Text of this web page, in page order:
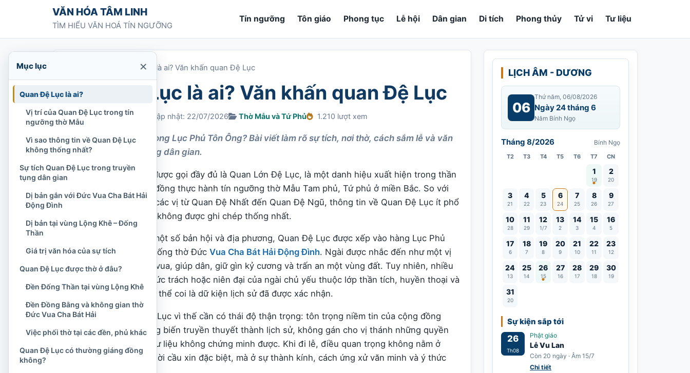
Chuyển tới nội dungVĂN HÓA TÂM LINH
TÌM HIỂU VĂN HOÁ TÍN NGƯỠNG
Tín ngưỡng Tôn giáo Phong tục Lễ hội Dân gian Di tích Phong thủy Tử vi Tư liệu
Quan Đệ Lục là ai? Văn khấn quan Đệ Lục
Quan Đệ Lục là ai? Văn khấn quan Đệ Lục
Chi Tran 15/07/2021 Cập nhật: 22/07/2026 Thờ Mẫu và Tứ Phủ 1.210 lượt xem
Quan Đệ Lục là ai trong Lục Phủ Tôn Ông? Bài viết làm rõ sự tích, nơi thờ, cách sắm lễ và văn
khấn theo tín ngưỡng dân gian.
Quan Đệ Lục, thường được gọi đầy đủ là Quan Lớn Đệ Lục, là một danh hiệu xuất hiện trong thần
điện của một số cộng đồng thực hành tín ngưỡng thờ Mẫu Tam phủ, Tứ phủ ở miền Bắc. So với
gồm các vị từ Quan Đệ Nhất đến Quan Đệ Ngũ, thông tin về Quan Đệ Lục ít phổ
biến hơn, sự tích cũng không được ghi chép thống nhất.
Trong truyền tụng tại một số bản hội và địa phương, Quan Đệ Lục được xếp vào hàng Lục Phủ
Tôn Ông, gắn với hệ thống thờ Đức Vua Cha Bát Hải Động Đình. Ngài được nhắc đến như một vị
tôn quan có công phò vua, giúp dân, giữ gìn kỷ cương và trấn an một vùng đất. Tuy nhiên, nhiều
chi tiết về thân thế, chức trách hoặc niên đại của ngài chủ yếu thuộc lớp thần tích, huyền thoại và
ký ức cộng đồng, chưa thể coi là dữ kiện lịch sử đã được xác nhận.
Việc tìm hiểu Quan Đệ Lục vì thế cần có thái độ thận trọng: tôn trọng niềm tin của cộng đồng
thực hành nhưng không biến truyền thuyết thành lịch sử, không gán cho vị thánh những quyền
năng hoặc lời hứa mà tư liệu không chứng minh được. Khi đi lễ, điều quan trọng không nằm ở
mâm lễ lớn hay những lời cầu xin đặc biệt, mà ở sự thành kính, cách ứng xử văn minh và ý thức
LỊCH ÂM - DƯƠNG
06
Thứ năm, 06/08/2026
Ngày 24 tháng 6
Năm Bính Ngọ
Tháng 8/2026 Bính Ngọ
T2 T3 T4 T5 T6 T7 CN
1
19
Vía Quán Thế Âm thành đạo
2
20
3
21
4
22
5
23
6
24
7
25
8
26
9
27
10
28
11
29
12
1/7
13
2
14
3
15
4
16
5
17
6
18
7
19
8
20
9
21
10
22
11
23
12
24
13
25
14
26
15
Lễ Vu Lan
27
16
28
17
29
18
30
19
31
20
Sự kiện sắp tới
26
Th08
Phật giáo
Lễ Vu Lan
Còn 20 ngày · Âm 15/7
Chi tiết
Mục lục ×
Quan Đệ Lục là ai?
Vị trí của Quan Đệ Lục trong tín
ngưỡng thờ Mẫu
Vì sao thông tin về Quan Đệ Lục
không thống nhất?
Sự tích Quan Đệ Lục trong truyền
tụng dân gian
Dị bản gắn với Đức Vua Cha Bát Hải
Động Đình
Dị bản tại vùng Lộng Khê – Đống
Thần
Giá trị văn hóa của sự tích
Quan Đệ Lục được thờ ở đâu?
Đền Đống Thần tại vùng Lộng Khê
Đền Đồng Bằng và không gian thờ
Đức Vua Cha Bát Hải
Việc phối thờ tại các đền, phủ khác
Quan Đệ Lục có thường giáng đồng
không?